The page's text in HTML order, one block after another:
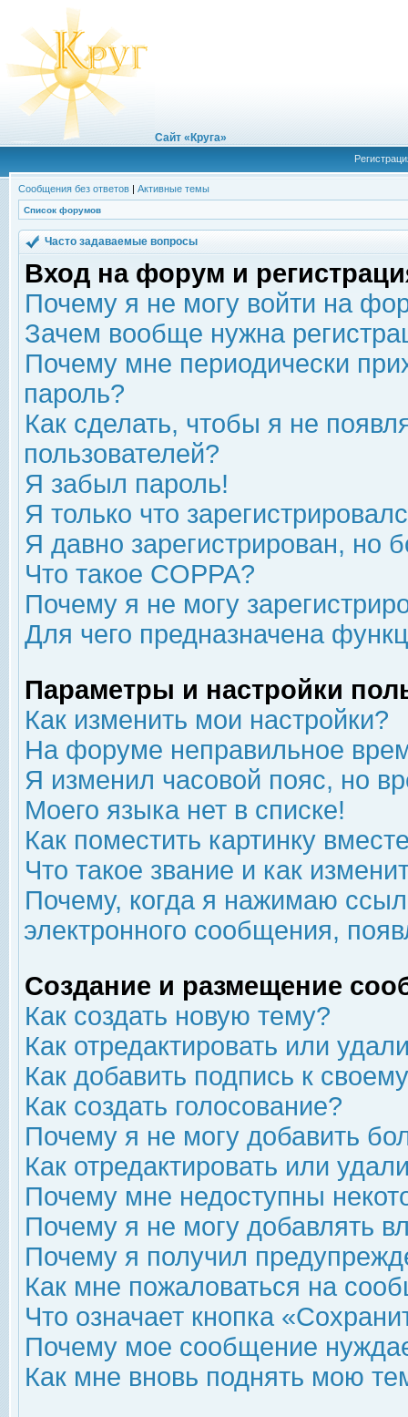
Сайт «Круга»
Сообщения без ответов | Активные темы
Список форумов
Часто задаваемые вопросы
Вход на форум и
Почему я не могу войти на
Зачем вообще нужна
Почему мне периодически
пароль?
Как сделать, чтобы я не
пользователей?
Я забыл пароль!
Я только что
Я давно зарегистрирован, но
Что такое COPPA?
Почему я не могу
Для чего предназначена
Параметры и настройки
Как изменить мои настройки?
На форуме неправильное
Я изменил часовой пояс, но
Моего языка нет в списке!
Как поместить картинку
Что такое звание и как
Почему, когда я нажимаю
электронного сообщения,
Создание и размещение
Как создать новую тему?
Как отредактировать или
Как добавить подпись к
Как создать голосование?
Почему я не могу добавить
Как отредактировать или
Почему мне недоступны
Почему я не могу добавлять
Почему я получил
Как мне пожаловаться на
Что означает кнопка
Почему мое сообщение
Как мне вновь поднять мою